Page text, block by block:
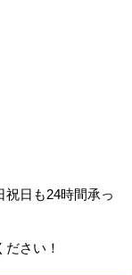
祝日も24時間承っ
さい！